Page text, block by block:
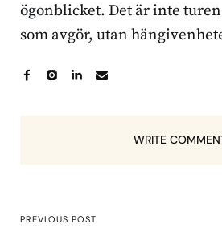
ögonblicket. Det är inte
som avgör, utan
WRITE
PREVIOUS POST